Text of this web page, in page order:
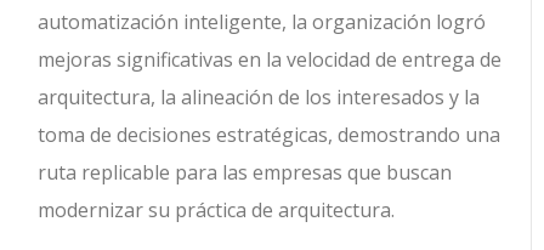
automatización inteligente, la organización logró
mejoras significativas en la velocidad de entrega de
arquitectura, la alineación de los interesados y la
toma de decisiones estratégicas, demostrando una
ruta replicable para las empresas que buscan
modernizar su práctica de arquitectura.